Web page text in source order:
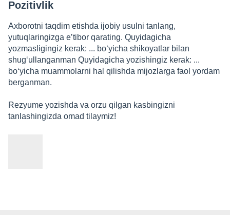
Pozitivlik
Axborotni taqdim etishda ijobiy usulni tanlang,
yutuqlaringizga eʼtibor qarating. Quyidagicha
yozmasligingiz kerak: ... boʻyicha shikoyatlar bilan
shugʻullanganman Quyidagicha yozishingiz kerak: ...
boʻyicha muammolarni hal qilishda mijozlarga faol yordam
berganman.
Rezyume yozishda va orzu qilgan kasbingizni
tanlashingizda omad tilaymiz!